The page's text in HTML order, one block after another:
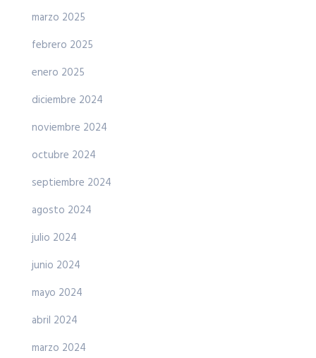
marzo 2025
febrero 2025
enero 2025
diciembre 2024
noviembre 2024
octubre 2024
septiembre 2024
agosto 2024
julio 2024
junio 2024
mayo 2024
abril 2024
marzo 2024